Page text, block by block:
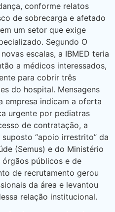
conforme relatos
de sobrecarga e afetado
um setor que exige
Segundo O
escalas, a IBMED teria
a médicos interessados,
para cobrir três
do hospital. Mensagens
empresa indicam a oferta
urgente por pediatras
de contratação, a
“apoio irrestrito” da
(Semus) e do Ministério
órgãos públicos e de
de recrutamento gerou
da área e levantou
relação institucional.